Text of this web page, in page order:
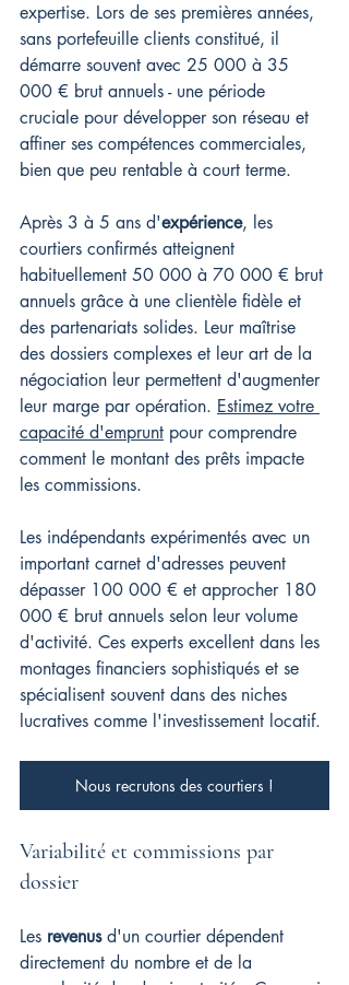
expertise. Lors de ses premières années,
sans portefeuille clients constitué, il
démarre souvent avec 25 000 à 35
000 € brut annuels - une période
cruciale pour développer son réseau et
affiner ses compétences commerciales,
bien que peu rentable à court terme.
Après 3 à 5 ans d'expérience, les
courtiers confirmés atteignent
habituellement 50 000 à 70 000 € brut
annuels grâce à une clientèle fidèle et
des partenariats solides. Leur maîtrise
des dossiers complexes et leur art de la
négociation leur permettent d'augmenter
leur marge par opération. Estimez votre
capacité d'emprunt pour comprendre
comment le montant des prêts impacte
les commissions.
Les indépendants expérimentés avec un
important carnet d'adresses peuvent
dépasser 100 000 € et approcher 180
000 € brut annuels selon leur volume
d'activité. Ces experts excellent dans les
montages financiers sophistiqués et se
spécialisent souvent dans des niches
lucratives comme l'investissement locatif.
Nous recrutons des courtiers !
Variabilité et commissions par
dossier
Les revenus d'un courtier dépendent
directement du nombre et de la